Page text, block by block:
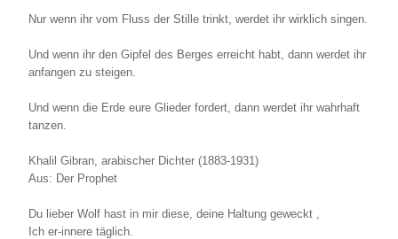
Nur wenn ihr vom Fluss der Stille trinkt, werdet ihr wirklich singen.
Und wenn ihr den Gipfel des Berges erreicht habt, dann werdet ihr
anfangen zu steigen.
Und wenn die Erde eure Glieder fordert, dann werdet ihr wahrhaft
tanzen.
Khalil Gibran, arabischer Dichter (1883-1931)
Aus: Der Prophet
Du lieber Wolf hast in mir diese, deine Haltung geweckt ,
Ich er-innere täglich.